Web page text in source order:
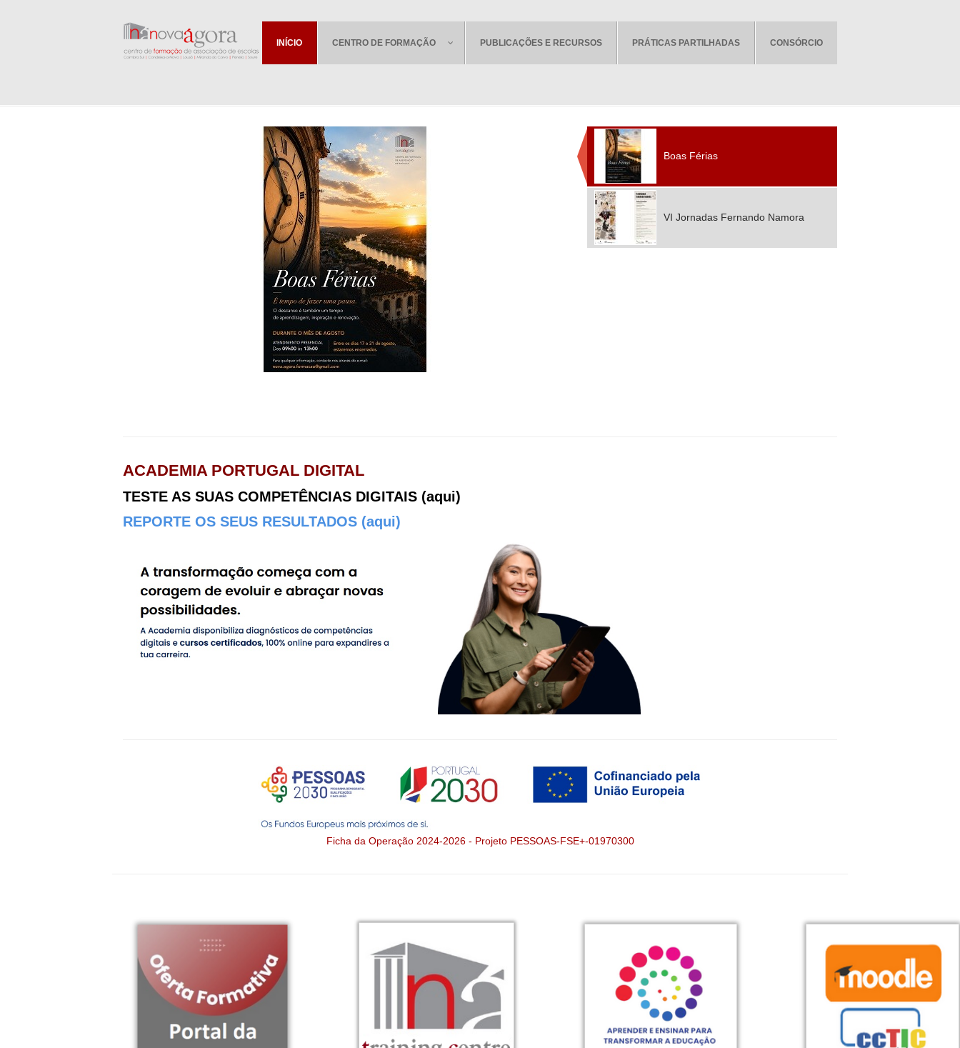
INÍCIO CENTRO DE FORMAÇÃO PUBLICAÇÕES E RECURSOS PRÁTICAS PARTILHADAS CONSÓRCIO
Boas Férias
VI Jornadas Fernando Namora
ACADEMIA PORTUGAL DIGITAL
TESTE AS SUAS COMPETÊNCIAS DIGITAIS (aqui)
REPORTE OS SEUS RESULTADOS (aqui)
Ficha da Operação 2024-2026 - Projeto PESSOAS-FSE+-01970300